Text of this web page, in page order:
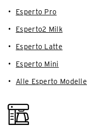
Esperto Pro
Esperto2 Milk
Esperto Latte
Esperto Mini
Alle Esperto Modelle
filter_coffee_machine